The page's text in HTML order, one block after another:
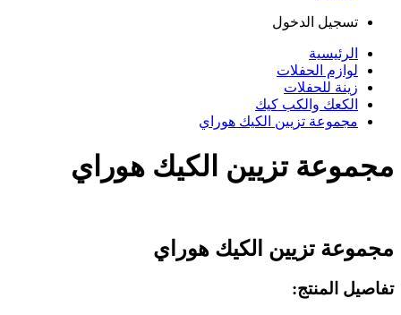
تسجيل الدخول
الرئيسية
لوازم الحفلات
زينة للحفلات
الكعك والكب كيك
مجموعة تزيين الكيك هوراي
مجموعة تزيين الكيك هوراي
مجموعة تزيين الكيك هوراي
تفاصيل المنتج: